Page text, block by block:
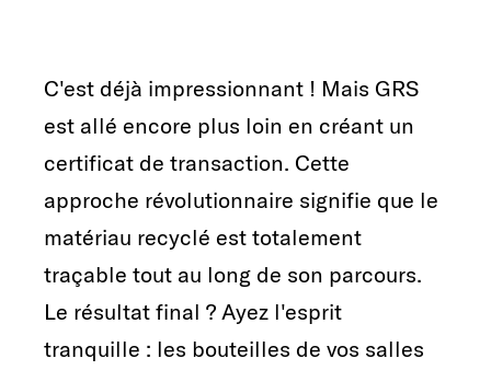
C'est déjà impressionnant ! Mais GRS
est allé encore plus loin en créant un
certificat de transaction. Cette
approche révolutionnaire signifie que le
matériau recyclé est totalement
traçable tout au long de son parcours.
Le résultat final ? Ayez l'esprit
tranquille : les bouteilles de vos salles